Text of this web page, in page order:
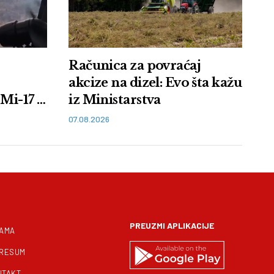
17 i
Računica za povraćaj
akcize na dizel: Evo šta kažu
iz Ministarstva
07.08.2026
PREUZMI APLIKACIJE